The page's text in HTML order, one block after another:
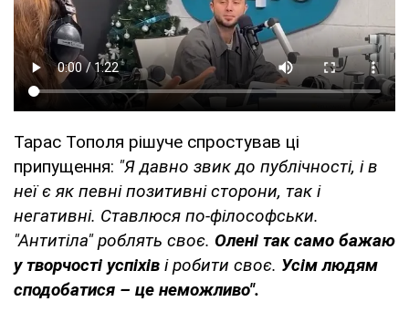
Тарас Тополя рішуче спростував ці
припущення: "Я давно звик до публічності, і в
неї є як певні позитивні сторони, так і
негативні. Ставлюся по-філософськи.
"Антитіла" роблять своє. Олені так само бажаю
у творчості успіхів і робити своє. Усім людям
сподобатися – це неможливо".